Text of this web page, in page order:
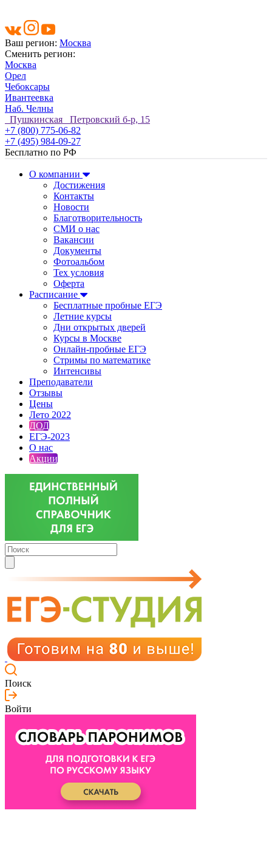
Ваш регион: Москва
Сменить регион:
Москва
Орел
Чебоксары
Ивантеевка
Наб. Челны
Пушкинская Петровский б-р, 15
+7 (800) 775-06-82
+7 (495) 984-09-27
Бесплатно по РФ
О компании
Достижения
Контакты
Новости
Благотворительность
СМИ о нас
Вакансии
Документы
Фотоальбом
Тех условия
Оферта
Расписание
Бесплатные пробные ЕГЭ
Летние курсы
Дни открытых дверей
Курсы в Москве
Онлайн-пробные ЕГЭ
Стримы по математике
Интенсивы
Преподаватели
Отзывы
Цены
Лето 2022
ДОД
ЕГЭ-2023
О нас
Акции
Поиск
Войти